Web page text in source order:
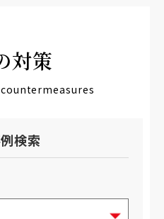
対策
検索